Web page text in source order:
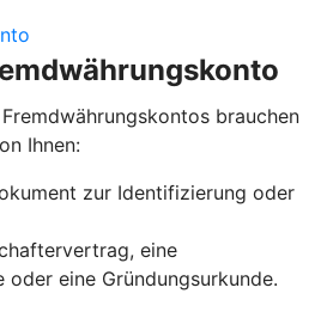
brauchen
Ihnen:
zur Identifizierung oder
eine
oder eine Gründungsurkunde.